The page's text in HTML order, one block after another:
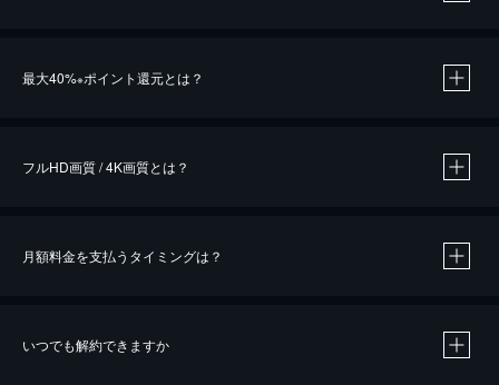
最大40%※ポイント還元とは？
※40％ポイント還元の対象は、クレジットカード決済による作品の購入 / レンタルです。
iOSアプリのUコイン決済による作品の購入 / レンタルは、20％のポイント還元です。
フルHD画質 / 4K画質とは？
月額料金を支払うタイミングは？
いつでも解約できますか